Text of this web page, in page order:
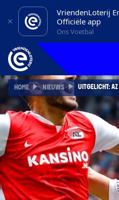
VriendenLoterij
Officiële app
Ons Voetbal
HOME NIEUWS UITGELICHT: AZ